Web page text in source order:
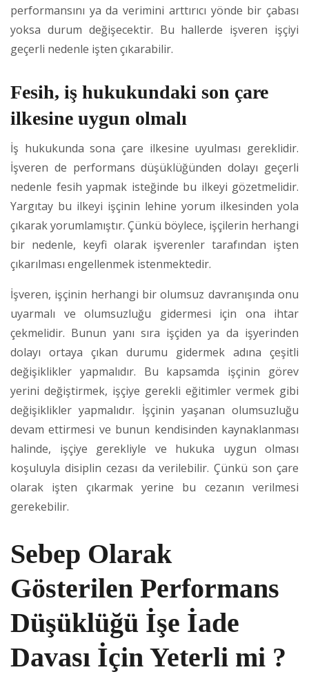
performansını ya da verimini arttırıcı yönde bir çabası
yoksa durum değişecektir. Bu hallerde işveren işçiyi
geçerli nedenle işten çıkarabilir.
Fesih, iş hukukundaki son çare
ilkesine uygun olmalı
İş hukukunda sona çare ilkesine uyulması gereklidir.
İşveren de performans düşüklüğünden dolayı geçerli
nedenle fesih yapmak isteğinde bu ilkeyi gözetmelidir.
Yargıtay bu ilkeyi işçinin lehine yorum ilkesinden yola
çıkarak yorumlamıştır. Çünkü böylece, işçilerin herhangi
bir nedenle, keyfi olarak işverenler tarafından işten
çıkarılması engellenmek istenmektedir.
İşveren, işçinin herhangi bir olumsuz davranışında onu
uyarmalı ve olumsuzluğu gidermesi için ona ihtar
çekmelidir. Bunun yanı sıra işçiden ya da işyerinden
dolayı ortaya çıkan durumu gidermek adına çeşitli
değişiklikler yapmalıdır. Bu kapsamda işçinin görev
yerini değiştirmek, işçiye gerekli eğitimler vermek gibi
değişiklikler yapmalıdır. İşçinin yaşanan olumsuzluğu
devam ettirmesi ve bunun kendisinden kaynaklanması
halinde, işçiye gerekliyle ve hukuka uygun olması
koşuluyla disiplin cezası da verilebilir. Çünkü son çare
olarak işten çıkarmak yerine bu cezanın verilmesi
gerekebilir.
Sebep Olarak
Gösterilen Performans
Düşüklüğü İşe İade
Davası İçin Yeterli mi ?